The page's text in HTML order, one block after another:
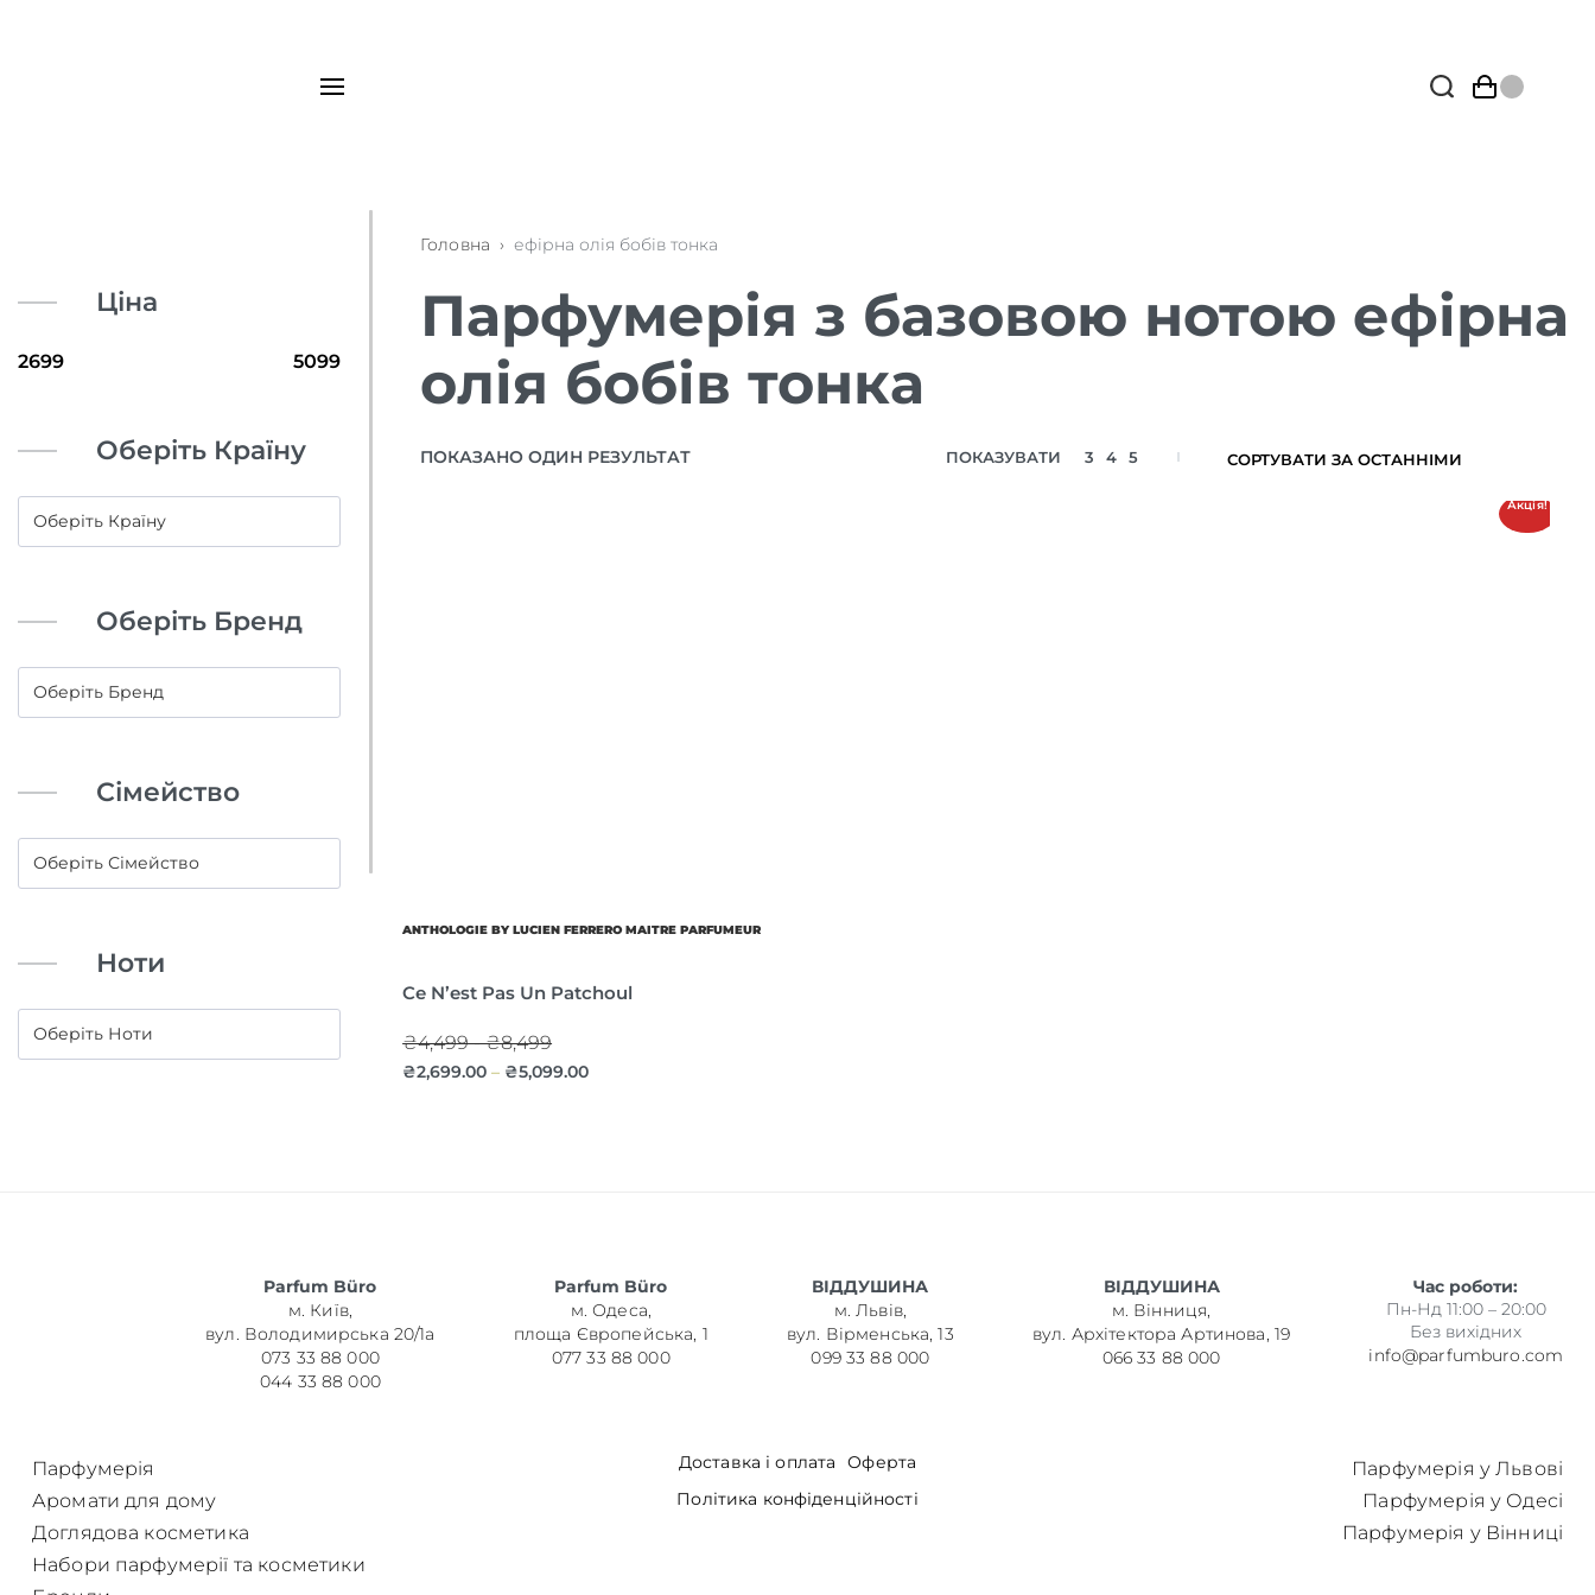
Ціна
Оберіть Країну
Оберіть Бренд
Сімейство
Ноти
Головна › ефірна олія бобів тонка
Парфумерія з базовою нотою ефірна
олія бобів тонка
ПОКАЗАНО ОДИН РЕЗУЛЬТАТ ПОКАЗУВАТИ 3 4 5
Акція!
ANTHOLOGIE BY LUCIEN FERRERO MAITRE PARFUMEUR
Ce N’est Pas Un Patchoul
₴4,499 - ₴8,499
₴2,699.00 – ₴5,099.00
Parfum Büro
м. Київ,
вул. Володимирська 20/1а
073 33 88 000
044 33 88 000
Parfum Büro
м. Одеса,
площа Європейська, 1
077 33 88 000
ВІДДУШИНА
м. Львів,
вул. Вірменська, 13
099 33 88 000
ВІДДУШИНА
м. Вінниця,
вул. Архітектора Артинова, 19
066 33 88 000
Час роботи:
Пн-Нд 11:00 – 20:00
Без вихідних
info@parfumburo.com
Парфумерія
Аромати для дому
Доглядова косметика
Набори парфумерії та косметики
Доставка і оплата
Оферта
Політика конфіденційності
Парфумерія у Львові
Парфумерія у Одесі
Парфумерія у Вінниці